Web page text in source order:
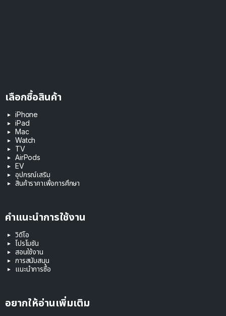
เลือกซื้อสินค้า
iPhone
iPad
Mac
Watch
TV
AirPods
EV
อุปกรณ์เสริม
สินค้าราคาเพื่อการศึกษา
คำแนะนำการใช้งาน
วิดีโอ
โปรโมชัน
สอนใช้งาน
การสนับสนุน
แนะนำการซื้อ
อยากให้อ่านเพิ่มเติม